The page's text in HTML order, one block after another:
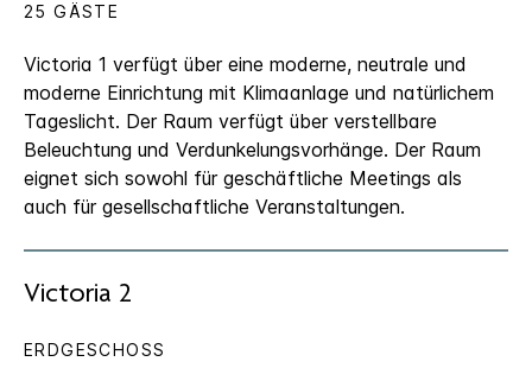
Victoria 1 verfügt über eine moderne, neutrale und
moderne Einrichtung mit Klimaanlage und natürlichem
Tageslicht. Der Raum verfügt über verstellbare
Beleuchtung und Verdunkelungsvorhänge. Der Raum
eignet sich sowohl für geschäftliche Meetings als
auch für gesellschaftliche Veranstaltungen.
25 GÄSTE
Victoria 2
ERDGESCHOSS